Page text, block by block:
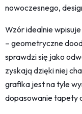
nowoczesnego,
Wzór idealnie
– geometryczne
sprawdzi się jako
zyskają dzięki niej
grafika jest na tyle
dopasowanie tapety